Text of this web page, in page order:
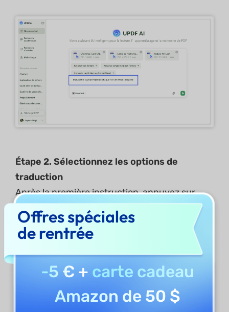
Étape 2. Sélectionnez les options de
traduction
Après la première instruction, appuyez sur
l’icône « Traduire ». Ensuite, choisissez
simplement entre « Traduction côte à côte »
ou « Traduction page par page ».
Offres spéciales
de rentrée
-5 € + carte cadeau
Amazon de 50 $